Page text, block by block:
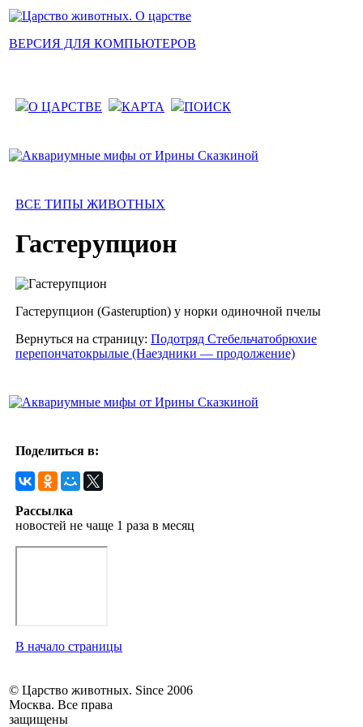
ВЕРСИЯ ДЛЯ КОМПЬЮТЕРОВ
О ЦАРСТВЕ КАРТА ПОИСК
ВСЕ ТИПЫ ЖИВОТНЫХ
Гастерупцион
Гастерупцион (Gasteruption) у норки одиночной пчелы
Вернуться на страницу: Подотряд Стебельчатобрюхие
перепончатокрылые (Наездники — продолжение)
Поделиться в:
Рассылка
новостей не чаще 1 раза в месяц
В начало страницы
© Царство животных. Since 2006
Москва. Все права
защищены